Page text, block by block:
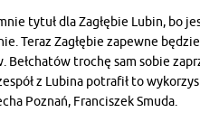
tytuł dla Zagłębie Lubin, bo
Teraz Zagłębie zapewne
Bełchatów trochę sam sobie
z Lubina potrafił to
Poznań, Franciszek Smuda.